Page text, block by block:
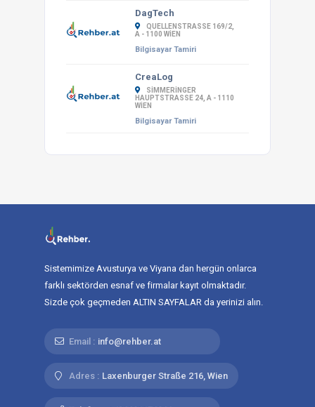
DagTech
QUELLENSTRASSE 169/2, A
- 1100 WIEN
Bilgisayar Tamiri
CreaLog
SIMMERINGER
HAUPTSTRASSE 24, A - 1110 W
IEN
Bilgisayar Tamiri
Sistemimize Avusturya ve Viyana dan hergün onlarca
farklı sektörden esnaf ve firmalar kayıt olmaktadır.
Sizde çok geçmeden ALTIN SAYFALAR da yerinizi alın.
Email : info@rehber.at
Adres : Laxenburger Straße 216, Wien